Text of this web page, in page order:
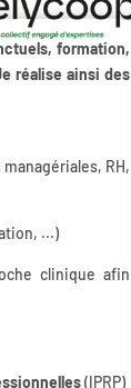
formation,
réalise ainsi des
RH,
...)
clinique afin
(IPRP)